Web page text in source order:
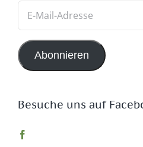
Adresse
Abonnieren
Besuche uns auf